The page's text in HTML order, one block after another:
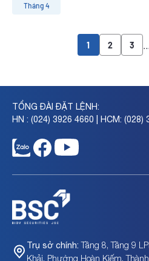
Tháng 4
1 2 3
TỔNG ĐÀI ĐẶT LỆNH:
HN : (024) 3926 4660 | HCM: (028)
Trụ sở chính: Tầng 8, Tầng 9
Khải, Phường Hoàn Kiếm,